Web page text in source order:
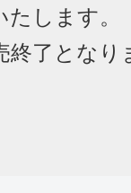
します。
終了となり